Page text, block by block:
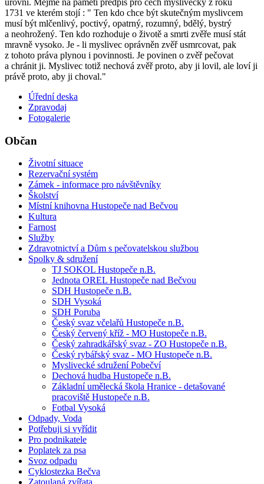
Úřední deska
Zpravodaj
Fotogalerie
Občan
Životní situace
Rezervační systém
Zámek - informace pro návštěvníky
Školství
Místní knihovna Hustopeče nad Bečvou
Kultura
Farnost
Služby
Zdravotnictví a Dům s pečovatelskou službou
Spolky & sdružení
TJ SOKOL Hustopeče n.B.
Jednota OREL Hustopeče nad Bečvou
SDH Hustopeče n.B.
SDH Vysoká
SDH Poruba
Český svaz včelařů Hustopeče n.B.
Český červený kříž - MO Hustopeče n.B.
Český zahradkářský svaz - ZO Hustopeče n.B.
Český rybářský svaz - MO Hustopeče n.B.
Myslivecké sdružení Pobečví
Dechová hudba Hustopeče n.B.
Základní umělecká škola Hranice - detašované
pracoviště Hustopeče n.B.
Fotbal Vysoká
Odpady, Voda
Potřebuji si vyřídit
Pro podnikatele
Poplatek za psa
Svoz odpadu
Cyklostezka Bečva